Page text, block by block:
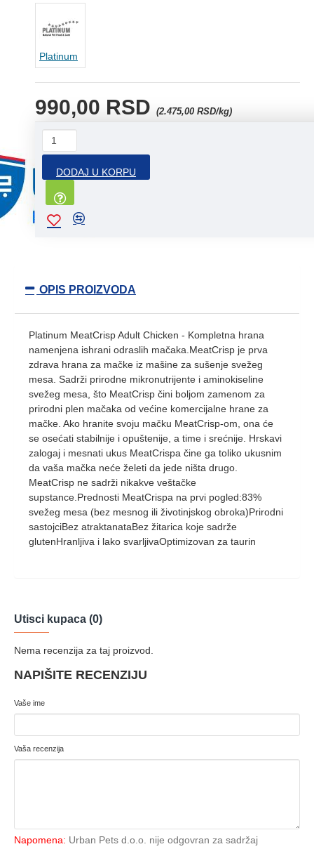
990,00 RSD (2.475,00 RSD/kg)
Platinum
DODAJ U KORPU
OPIS PROIZVODA
Platinum MeatCrisp Adult Chicken - Kompletna hrana
namenjena ishrani odraslih mačaka.MeatCrisp je prva
zdrava hrana za mačke iz mašine za sušenje svežeg
mesa. Sadrži prirodne mikronutrijente i aminokiseline
svežeg mesa, što MeatCrisp čini boljom zamenom za
prirodni plen mačaka od većine komercijalne hrane za
mačke. Ako hranite svoju mačku MeatCrisp-om, ona će
se osećati stabilnije i opuštenije, a time i srećnije. Hrskavi
zalogaj i mesnati ukus MeatCrispa čine ga toliko ukusnim
da vaša mačka neće želeti da jede ništa drugo.
MeatCrisp ne sadrži nikakve veštačke
supstance.Prednosti MeatCrispa na prvi pogled:83%
svežeg mesa (bez mesnog ili životinjskog obroka)Prirodni
sastojciBez atraktanataBez žitarica koje sadrže
glutenHranljiva i lako svarljivaOptimizovan za taurin
Utisci kupaca (0)
Nema recenzija za taj proizvod.
NAPIŠITE RECENZIJU
Vaše ime
Vaša recenzija
Napomena: Urban Pets d.o.o. nije odgovran za sadržaj